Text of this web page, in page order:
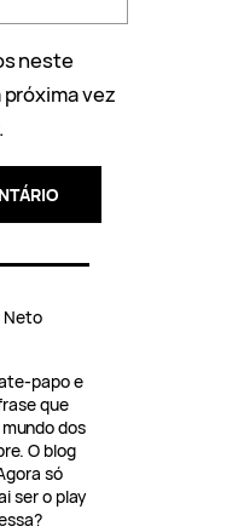
neste
vez
Neto
papo e
que
dos
O blog
só
ser o play